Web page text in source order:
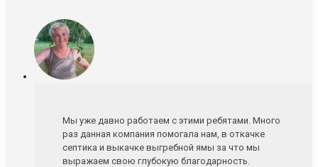
Мы уже давно работаем с этими ребятами. Много
раз данная компания помогала нам, в откачке
септика и выкачке выгребной ямы за что мы
выражаем свою глубокую благодарность.